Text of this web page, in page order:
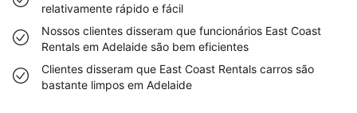
relativamente rápido e fácil
Nossos clientes disseram que funcionários East Coast
Rentals em Adelaide são bem eficientes
Clientes disseram que East Coast Rentals carros são
bastante limpos em Adelaide